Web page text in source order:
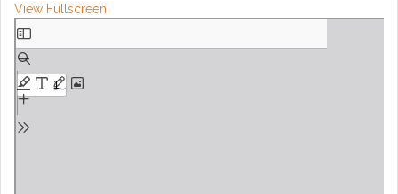
View Fullscreen
Saltar
al
contenido
del
PDF